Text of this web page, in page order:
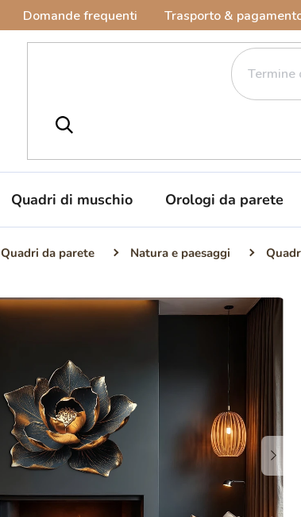
Domande frequenti Trasporto &
Quadri di muschio Orologi da parete
Quadri da parete Natura e paesaggi